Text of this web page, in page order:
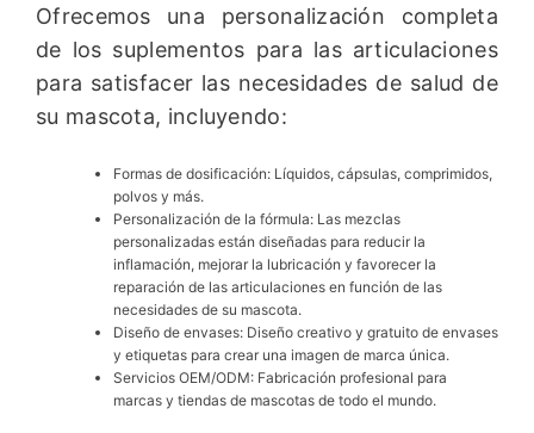
Ofrecemos una personalización completa
de los suplementos para las articulaciones
para satisfacer las necesidades de salud de
su mascota, incluyendo:
Formas de dosificación: Líquidos, cápsulas, comprimidos,
polvos y más.
Personalización de la fórmula: Las mezclas
personalizadas están diseñadas para reducir la
inflamación, mejorar la lubricación y favorecer la
reparación de las articulaciones en función de las
necesidades de su mascota.
Diseño de envases: Diseño creativo y gratuito de envases
y etiquetas para crear una imagen de marca única.
Servicios OEM/ODM: Fabricación profesional para
marcas y tiendas de mascotas de todo el mundo.